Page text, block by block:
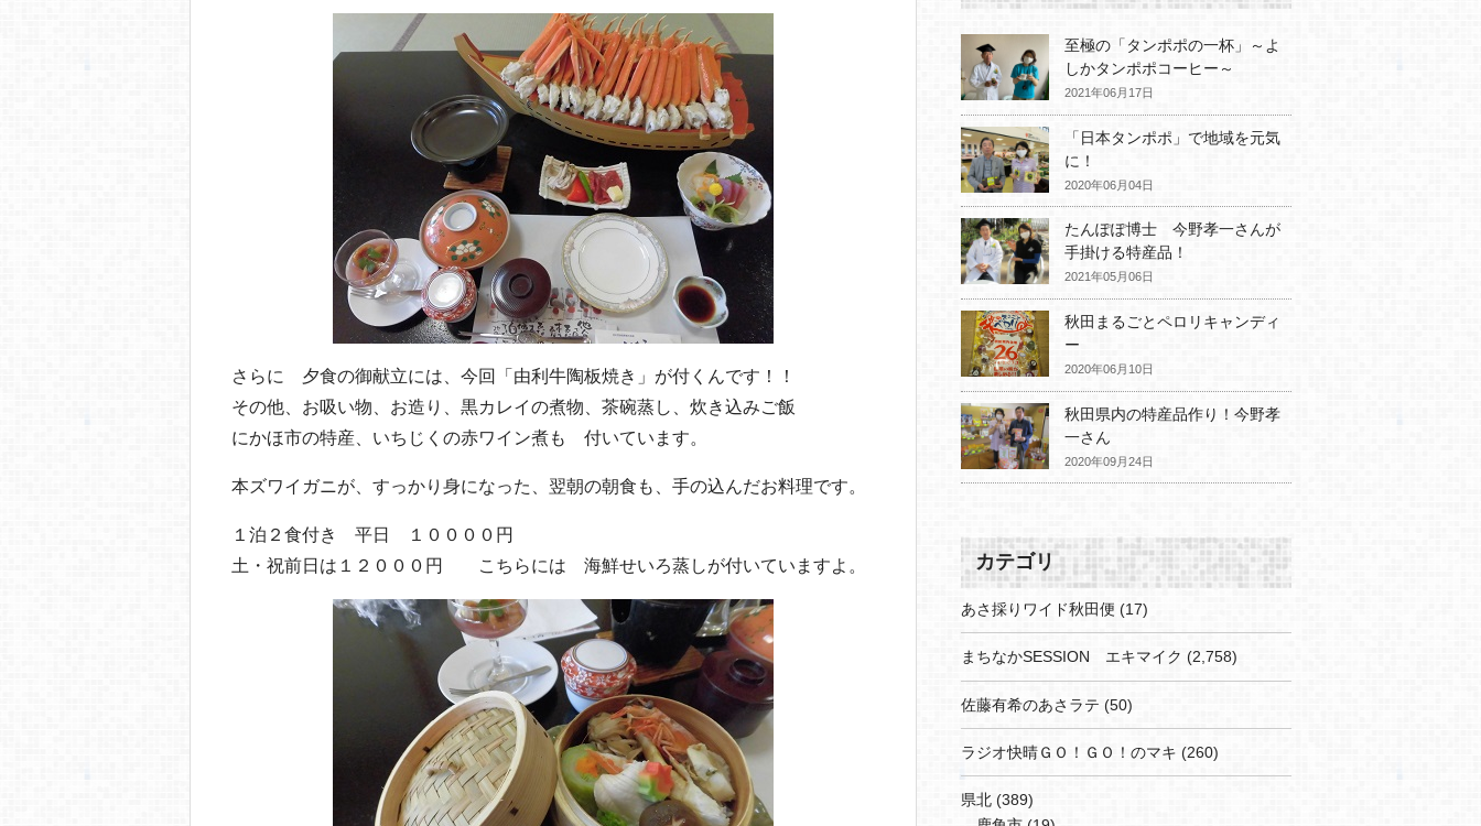
さらに 夕食の御献立には、今回「由利牛陶板焼き」が付くんです！！
その他、お吸い物、お造り、黒カレイの煮物、茶碗蒸し、炊き込みご飯
にかほ市の特産、いちじくの赤ワイン煮も 付いています。
本ズワイガニが、すっかり身になった、翌朝の朝食も、手の込んだお料理です。
１泊２食付き 平日 １００００円
土・祝前日は１２０００円 こちらには 海鮮せいろ蒸しが付いていますよ。
至極の「タンポポの一杯」～よ
しかタンポポコーヒー～
2021年06月17日
「日本タンポポ」で地域を元気
に！
2020年06月04日
たんぽぽ博士 今野孝一さんが
手掛ける特産品！
2021年05月06日
秋田まるごとペロリキャンディ
ー
2020年06月10日
秋田県内の特産品作り！今野孝
一さん
2020年09月24日
カテゴリ
あさ採りワイド秋田便 (17)
まちなかSESSION エキマイク (2,758)
佐藤有希のあさラテ (50)
ラジオ快晴ＧＯ！ＧＯ！のマキ (260)
県北 (389)